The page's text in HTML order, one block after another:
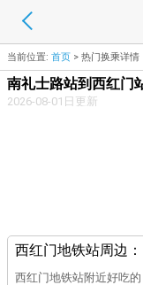
当前位置: 首页 > 热门换乘详情
南礼士路站到西红门
2026-08-01日更新
西红门地铁站周边：
西红门地铁站附近好吃的